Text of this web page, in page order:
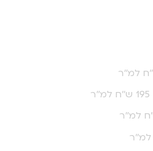
195 ש''ח למ''ר